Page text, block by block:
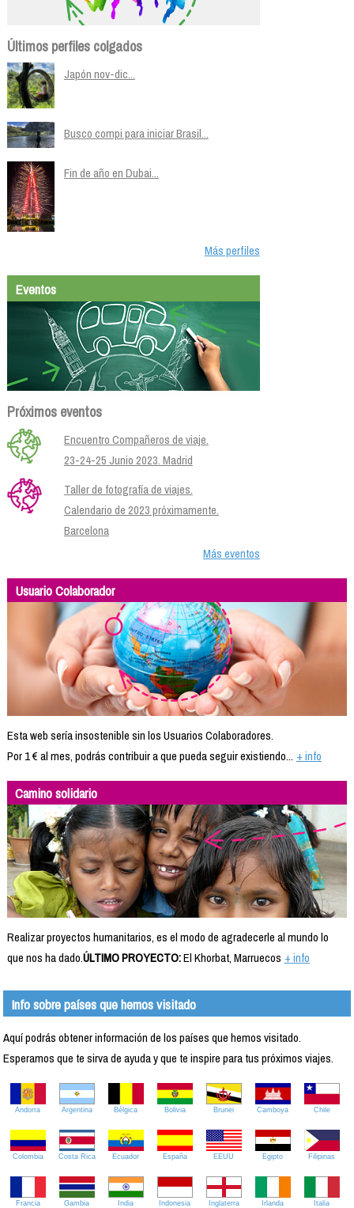
Últimos perfiles colgados
Japón nov-dic...
Busco compi para iniciar Brasil...
Fin de año en Dubai...
Más perfiles
Eventos
Próximos eventos
Encuentro Compañeros de viaje.
23-24-25 Junio 2023. Madrid
Taller de fotografía de viajes.
Calendario de 2023 próximamente.
Barcelona
Más eventos
Usuario Colaborador
Esta web sería insostenible sin los Usuarios Colaboradores.
Por 1 € al mes, podrás contribuir a que pueda seguir existiendo... + info
Camino solidario
Realizar proyectos humanitarios, es el modo de agradecerle al mundo lo
que nos ha dado.ÚLTIMO PROYECTO:El Khorbat, Marruecos + info
Info sobre países que hemos visitado
Aquí podrás obtener información de los países que hemos visitado.
Esperamos que te sirva de ayuda y que te inspire para tus próximos viajes.
Andorra Argentina Bélgica Bolivia Brunei Camboya Chile
Colombia Costa Rica Ecuador España EEUU Egipto Filipinas
Francia Gambia India Indonesia Inglaterra Irlanda Italia